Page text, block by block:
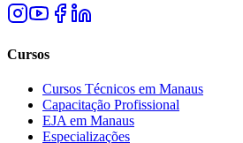
Cursos
Cursos Técnicos em Manaus
Capacitação Profissional
EJA em Manaus
Especializações